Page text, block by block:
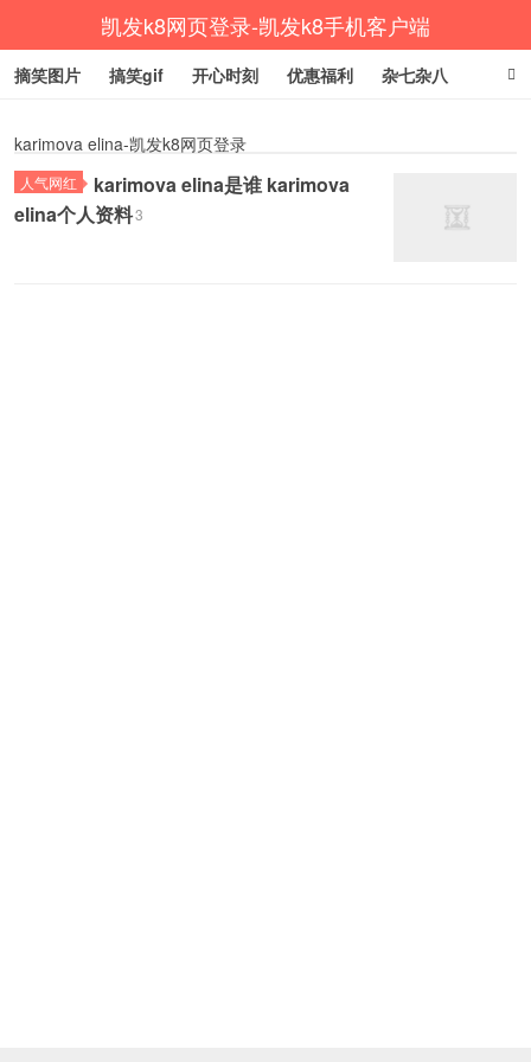
凯发k8网页登录-凯发k8手机客户端
摘笑图片 搞笑gif 开心时刻 优惠福利 杂七杂八
karimova elina-凯发k8网页登录
人气网红
karimova elina是谁 karimova
elina个人资料3